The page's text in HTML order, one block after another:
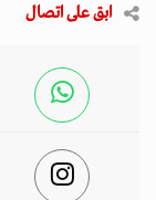
ابق على اتصال